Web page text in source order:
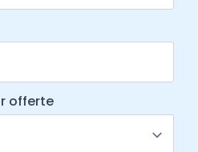
offerte